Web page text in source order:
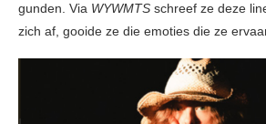
gunden. Via WYWMTS schreef ze deze
zich af, gooide ze die emoties die ze